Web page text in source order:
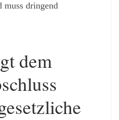
muss dringend
dem